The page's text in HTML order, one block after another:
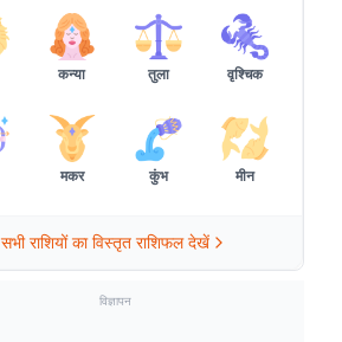
कन्या तुला वृश्चिक
मकर कुंभ मीन
सभी राशियों का विस्तृत राशिफल देखें
विज्ञापन